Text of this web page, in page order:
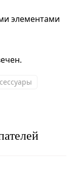
элементами